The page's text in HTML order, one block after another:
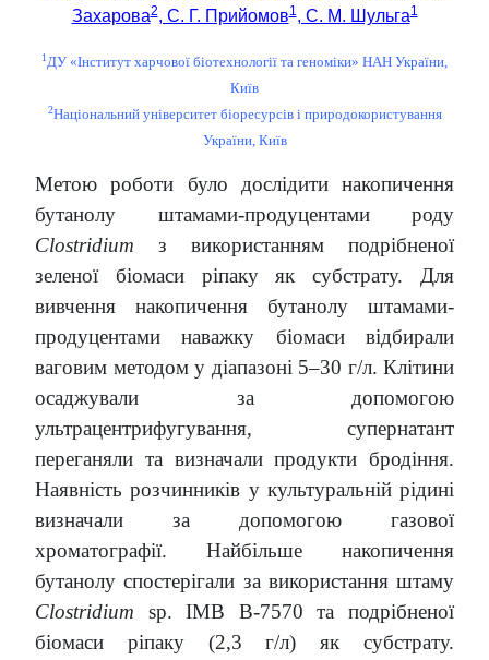
Захарова2, С. Г. Прийомов1, С. М. Шульга1
1ДУ «Інститут харчової біотехнології та геноміки» НАН України,
Київ
2Національний університет біоресурсів і природокористування
України, Київ
Метою роботи було дослідити накопичення
бутанолу штамами-продуцентами роду
Clostridium з використанням подрібненої
зеленої біомаси ріпаку як субстрату. Для
вивчення накопичення бутанолу штамами-
продуцентами наважку біомаси відбирали
ваговим методом у діапазоні 5–30 г/л. Клітини
осаджували за допомогою
ультрацентрифугування, супернатант
переганяли та визначали продукти бродіння.
Наявність розчинників у культуральній рідині
визначали за допомогою газової
хроматографії. Найбільше накопичення
бутанолу спостерігали за використання штаму
Clostridium sp. ІМВ В-7570 та подрібненої
біомаси ріпаку (2,3 г/л) як субстрату.